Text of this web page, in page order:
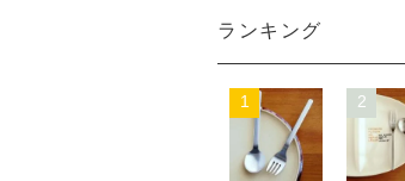
ランキング
1 2